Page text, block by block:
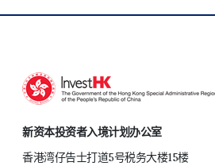
新资本投资者入境计划办公室
香港湾仔告士打道5号税务大楼15楼